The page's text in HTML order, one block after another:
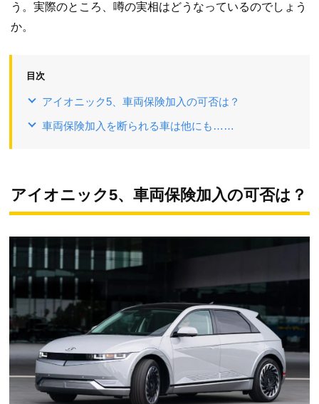
う。実際のところ、噂の実相はどうなっているのでしょう
か。
目次
アイオニック5、車両保険加入の可否は？
車両保険加入を断られる車は他にも……
アイオニック5、車両保険加入の可否は？